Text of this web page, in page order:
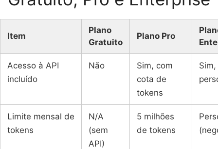
Item
Plano
Gratuito
Plano Pro
Acesso à API
incluído
Não
Sim, com
cota de
tokens
Limite mensal de
tokens
N/A
(sem
API)
5 milhões
de tokens